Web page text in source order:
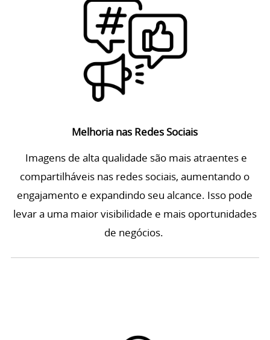
Melhoria nas Redes Sociais
Imagens de alta qualidade são mais atraentes e
compartilháveis nas redes sociais, aumentando o
engajamento e expandindo seu alcance. Isso pode
levar a uma maior visibilidade e mais oportunidades
de negócios.